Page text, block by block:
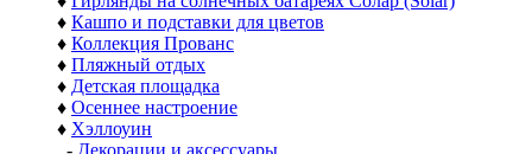
♦ Кашпо и подставки для цветов
♦ Коллекция Прованс
♦ Пляжный отдых
♦ Детская площадка
♦ Осеннее настроение
♦ Хэллоуин
- Декорации и аксессуары